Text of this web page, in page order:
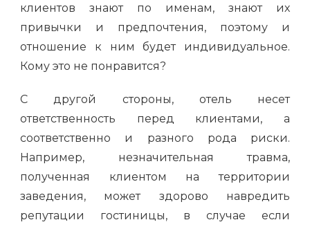
клиентов знают по именам, знают их
привычки и предпочтения, поэтому и
отношение к ним будет индивидуальное.
Кому это не понравится?
С другой стороны, отель несет
ответственность перед клиентами, а
соответственно и разного рода риски.
Например, незначительная травма,
полученная клиентом на территории
заведения, может здорово навредить
репутации гостиницы, в случае если